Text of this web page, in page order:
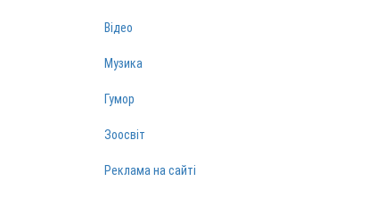
Відео
Музика
Гумор
Зоосвіт
Реклама на сайті